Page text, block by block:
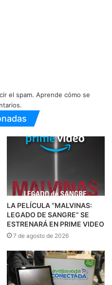
el spam. Aprende cómo se
LA PELÍCULA “MALVINAS:
LEGADO DE SANGRE” SE
ESTRENARÁ EN PRIME VIDEO
7 de agosto de 2026